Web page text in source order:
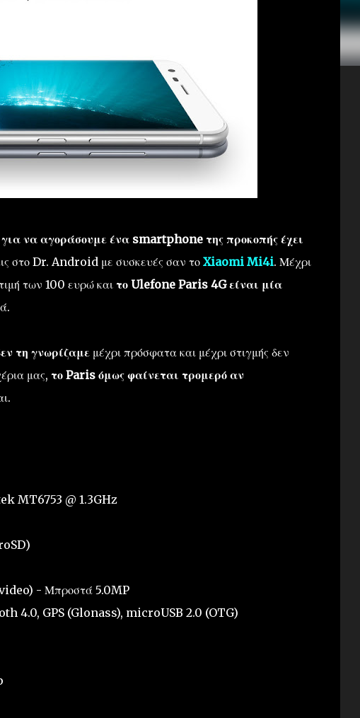
να αγοράσουμε ένα smartphone της προκοπής έχει
στο Dr. Android με συσκευές σαν το Xiaomi Mi4i. Μέχρι
των 100 ευρώ και το Ulefone Paris 4G είναι μία
τη γνωρίζαμεμέχρι πρόσφατα και μέχρι στιγμής δεν
μας, το Paris όμως φαίνεται τρομερό αν
MT6753 @ 1.3GHz
- Μπροστά 5.0MP
4.0, GPS (Glonass), microUSB 2.0 (OTG)